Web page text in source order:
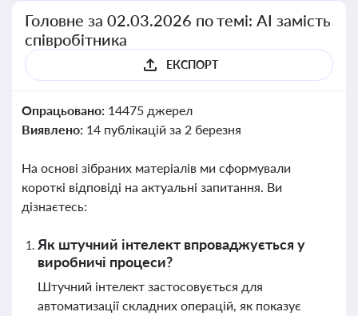
Головне за 02.03.2026 по темі: АІ замість
співробітника
ЕКСПОРТ
Опрацьовано: 14475 джерел
Виявлено: 14 публікацій за 2 березня
На основі зібраних матеріалів ми сформували
короткі відповіді на актуальні запитання. Ви
дізнаєтесь:
Як штучний інтелект впроваджується у
виробничі процеси?
Штучний інтелект застосовується для
автоматизації складних операцій, як показує